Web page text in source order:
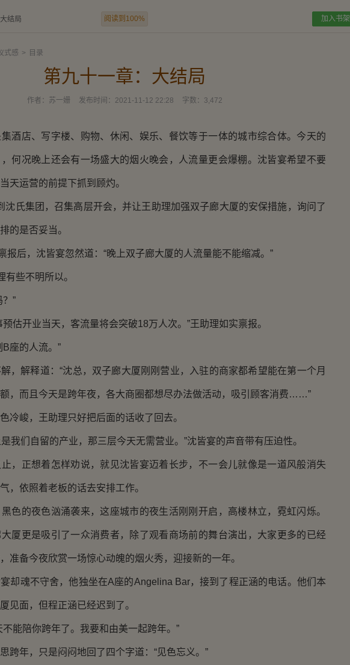
结局 阅读到100% 加入书架
式感 > 目录
第九十一章：大结局
作者： 苏一姗 发布时间： 2021-11-12 22:28 字数： 3,472
店、写字楼、购物、休闲、娱乐、餐饮等于一体的城市综合体。今天的
何况晚上还会有一场盛大的烟火晚会，人流量更会爆棚。沈皆宴希望不要
天运营的前提下抓到顾灼。
集团，召集高层开会，并让王助理加强双子廊大厦的安保措施，询问了
的是否妥当。
，沈皆宴忽然道：“晚上双子廊大厦的人流量能不能缩减。”
些不明所以。
”
开业当天，客流量将会突破18万人次。”王助理如实禀报。
座的人流。”
解释道：“沈总，双子廊大厦刚刚营业，入驻的商家都希望能在第一个月
，而且今天是跨年夜，各大商圈都想尽办法做活动，吸引顾客消费……”
峻，王助理只好把后面的话收了回去。
们自留的产业，那三层今天无需营业。”沈皆宴的声音带有压迫性。
正想着怎样劝说，就见沈皆宴迈着长步，不一会儿就像是一道风般消失
，依照着老板的话去安排工作。
的夜色汹涌袭来，这座城市的夜生活刚刚开启，高楼林立，霓虹闪烁。
厦更是吸引了一众消费者，除了观看商场前的舞台演出，大家更多的已经
准备今夜欣赏一场惊心动魄的烟火秀，迎接新的一年。
魂不守舍，他独坐在A座的Angelina Bar，接到了程正涵的电话。他们本
见面，但程正涵已经迟到了。
能陪你跨年了。我要和由美一起跨年。”
年，只是闷闷地回了四个字道：“见色忘义。”